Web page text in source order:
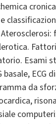
Esami
basale, ECG
da